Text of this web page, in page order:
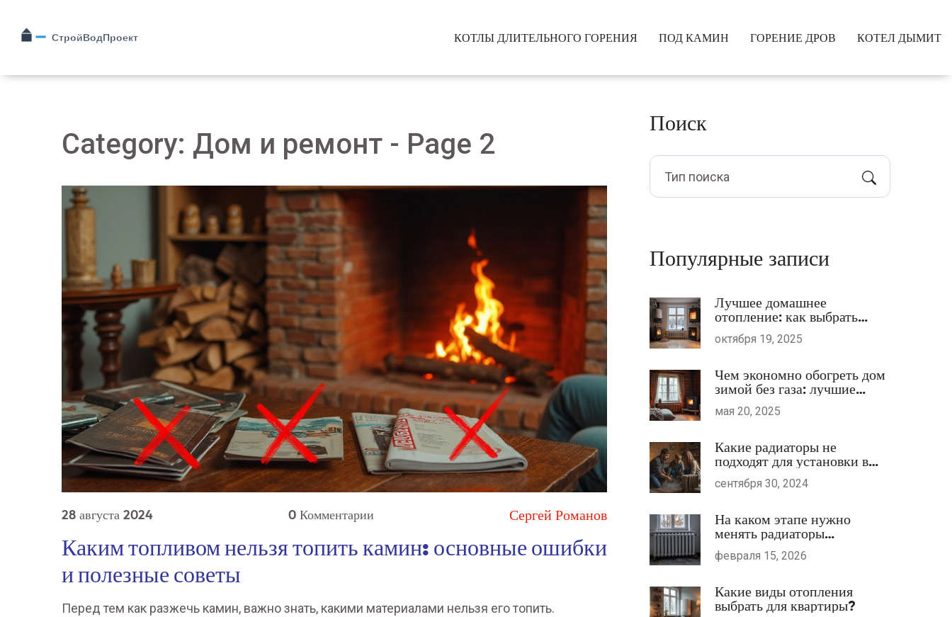
КОТЛЫ ДЛИТЕЛЬНОГО ГОРЕНИЯ ПОД КАМИН ГОРЕНИЕ ДРОВ КОТЕЛ ДЫМИТ
Category: Дом и ремонт - Page 2
28 августа 2024 0 Комментарии Сергей Романов
Каким топливом нельзя топить камин: основные ошибки
и полезные советы
Перед тем как разжечь камин, важно знать, какими материалами нельзя его топить.
Поиск
Популярные записи
Лучшее домашнее
отопление: как выбрать
оптимальный тип в 2025
году
октября 19, 2025
Чем экономно обогреть дом
зимой без газа: лучшие
варианты отопления
мая 20, 2025
Какие радиаторы не
подходят для установки в
квартире
сентября 30, 2024
На каком этапе нужно
менять радиаторы
отопления в квартире
февраля 15, 2026
Какие виды отопления
выбрать для квартиры?